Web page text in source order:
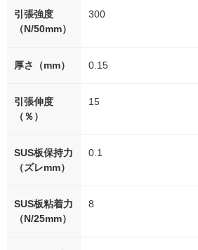
引張強度
（N/50mm）
300
厚さ（mm） 0.15
引張伸度
（％）
15
SUS板保持力
（ズレmm）
0.1
SUS板粘着力
（N/25mm）
8